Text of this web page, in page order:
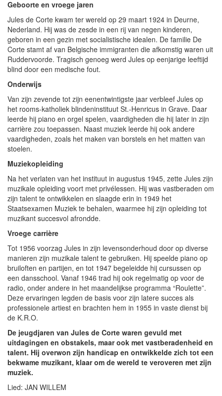
Geboorte en vroege jaren
Jules de Corte kwam ter wereld op 29 maart 1924 in Deurne,
Nederland. Hij was de zesde in een rij van negen kinderen,
geboren in een gezin met socialistische idealen. De familie De
Corte stamt af van Belgische immigranten die afkomstig waren uit
Ruddervoorde. Tragisch genoeg werd Jules op eenjarige leeftijd
blind door een medische fout.
Onderwijs
Van zijn zevende tot zijn eenentwintigste jaar verbleef Jules op
het rooms-katholiek blindeninstituut St.-Henricus in Grave. Daar
leerde hij piano en orgel spelen, vaardigheden die hij later in zijn
carrière zou toepassen. Naast muziek leerde hij ook andere
vaardigheden, zoals het maken van borstels en het matten van
stoelen.
Muziekopleiding
Na het verlaten van het instituut in augustus 1945, zette Jules zijn
muzikale opleiding voort met privélessen. Hij was vastberaden om
zijn talent te ontwikkelen en slaagde erin in 1949 het
Staatsexamen Muziek te behalen, waarmee hij zijn opleiding tot
muzikant succesvol afrondde.
Vroege carrière
Tot 1956 voorzag Jules in zijn levensonderhoud door op diverse
manieren zijn muzikale talent te gebruiken. Hij speelde piano op
bruiloften en partijen, en tot 1947 begeleidde hij cursussen op
een dansschool. Vanaf 1946 trad hij ook regelmatig op voor de
radio, onder andere in het maandelijkse programma “Roulette”.
Deze ervaringen legden de basis voor zijn latere succes als
professionele artiest en brachten hem in 1955 in vaste dienst bij
de K.R.O.
De jeugdjaren van Jules de Corte waren gevuld met
uitdagingen en obstakels, maar ook met vastberadenheid en
talent. Hij overwon zijn handicap en ontwikkelde zich tot een
bekwame muzikant, klaar om de wereld te veroveren met zijn
muziek.
Lied: JAN WILLEM